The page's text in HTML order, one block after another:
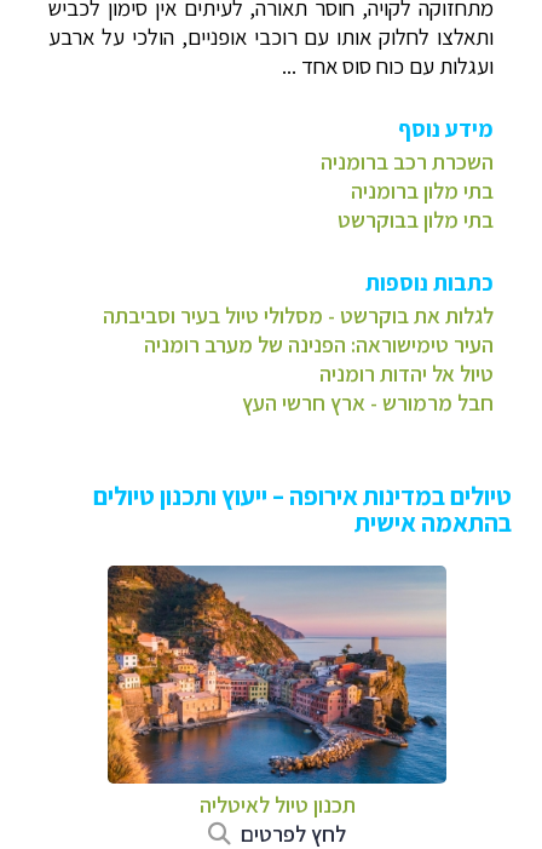
מתחזוקה לקויה, חוסר תאורה, לעיתים אין סימון לכביש
ותאלצו לחלוק אותו עם רוכבי אופניים, הולכי על ארבע
ועגלות עם כוח סוס אחד ...
מידע נוסף
השכרת רכב ברומניה
בתי מלון ברומניה
בתי מלון בבוקרשט
כתבות נוספות
לגלות את בוקרשט - מסלולי טיול בעיר וסביבתה
העיר טימישוראה: הפנינה של מערב רומניה
טיול אל יהדות רומניה
חבל מרמורש - ארץ חרשי העץ
טיולים במדינות אירופה – ייעוץ ותכנון טיולים
בהתאמה אישית
תכנון טיול לאיטליה
לחץ לפרטים